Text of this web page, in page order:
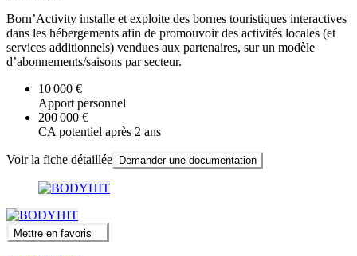
Born’Activity installe et exploite des bornes touristiques interactives
dans les hébergements afin de promouvoir des activités locales (et
services additionnels) vendues aux partenaires, sur un modèle
d’abonnements/saisons par secteur.
10 000 €
Apport personnel
200 000 €
CA potentiel après 2 ans
Voir la fiche détaillée Demander une documentation
Mettre en favoris